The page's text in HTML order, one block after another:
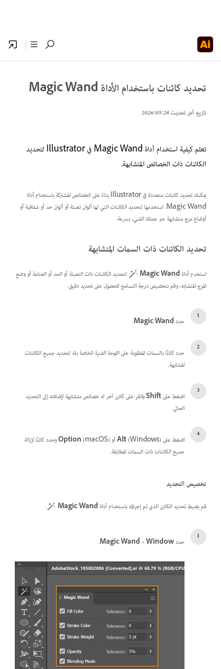
تحديد كائنات باستخدام الأداة Magic Wand
تاريخ آخر تحديث28‏/05‏/2026
تعلم كيفية استخدام أداة Magic Wand في Illustrator لتحديد
الكائنات ذات الخصائص المتشابهة.
يمكنك تحديد كائنات متعددة في Illustrator بناءً على الخصائص المشتركة باستخدام أداة
Magic Wand. استخدمها لتحديد الكائنات التي لها ألوان تعبئة أو ألوان حد أو شفافية أو
أوضاع مزج متشابهة عبر عملك الفني، بسرعة.
تحديد الكائنات ذات السمات المتشابهة
استخدم أداة Magic Wand
لتحديد الكائنات ذات التعبئة أو الحد أو العتامة أو وضع
المزج المتشابه، وقم بتخصيص درجة التسامح للحصول على تحديد دقيق.
حددMagic Wand
.
حدد كائنًا بالسمات المطلوبة على اللوحة الفنية الخاصة بك لتحديد جميع الكائنات
المشابهة.
اضغط علىShiftوانقر على كائن آخر له خصائص متشابهة لإضافته إلى التحديد
الحالي.
اضغط على Alt(Windows) أو Option(macOS) وحدد كائنًا لإزالة
جميع الكائنات ذات السمات المطابقة.
تخصيص التحديد
قم بضبط تحديد الكائن الذي تم إجراؤه باستخدام أداة Magic Wand
.
حددWindow
>‏
Magic Wand
.